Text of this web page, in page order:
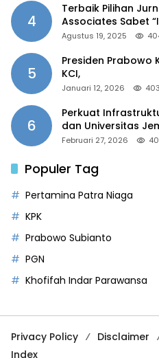
4
Terbaik Pilihan
Associates Sabet
2025”
Agustus 19, 2025
5
Presiden Prabowo
KCI,
Januari 12, 2026 403
6
Perkuat
dan Universitas
Smart Campus
Februari 27, 2026
Populer Tag
Pertamina Patra Niaga
KPK
Prabowo Subianto
PGN
Khofifah Indar Parawansa
Privacy Policy Disclaimer
Index